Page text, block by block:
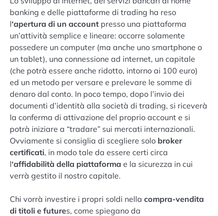
banking e delle piattaforme di trading ha reso
l‘apertura di un account presso una piattaforma
un’attività semplice e lineare: occorre solamente
possedere un computer (ma anche uno smartphone o
un tablet), una connessione ad internet, un capitale
(che potrà essere anche ridotto, intorno ai 100 euro)
ed un metodo per versare e prelevare le somme di
denaro dal conto. In poco tempo, dopo l’invio dei
documenti d’identità alla società di trading, si riceverà
la conferma di attivazione del proprio account e si
potrà iniziare a “tradare” sui mercati internazionali.
Ovviamente si consiglia di scegliere solo broker
certificati, in modo tale da essere certi circa
l‘affidabilità della piattaforma e la sicurezza in cui
verrà gestito il nostro capitale.
Chi vorrà investire i propri soldi nella compra-vendita
di titoli e futures, come spiegano da